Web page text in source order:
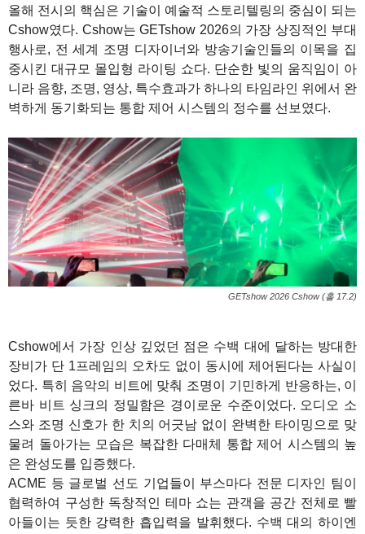
올해 전시의 핵심은 기술이 예술적 스토리텔링의 중심이 되는
Cshow였다. Cshow는 GETshow 2026의 가장 상징적인 부대
행사로, 전 세계 조명 디자이너와 방송기술인들의 이목을 집
중시킨 대규모 몰입형 라이팅 쇼다. 단순한 빛의 움직임이 아
니라 음향, 조명, 영상, 특수효과가 하나의 타임라인 위에서 완
벽하게 동기화되는 통합 제어 시스템의 정수를 선보였다.
GETshow 2026 Cshow (홀 17.2)
Cshow에서 가장 인상 깊었던 점은 수백 대에 달하는 방대한
장비가 단 1프레임의 오차도 없이 동시에 제어된다는 사실이
었다. 특히 음악의 비트에 맞춰 조명이 기민하게 반응하는, 이
른바 비트 싱크의 정밀함은 경이로운 수준이었다. 오디오 소
스와 조명 신호가 한 치의 어긋남 없이 완벽한 타이밍으로 맞
물려 돌아가는 모습은 복잡한 다매체 통합 제어 시스템의 높
은 완성도를 입증했다.
ACME 등 글로벌 선도 기업들이 부스마다 전문 디자인 팀이
협력하여 구성한 독창적인 테마 쇼는 관객을 공간 전체로 빨
아들이는 듯한 강력한 흡입력을 발휘했다. 수백 대의 하이엔